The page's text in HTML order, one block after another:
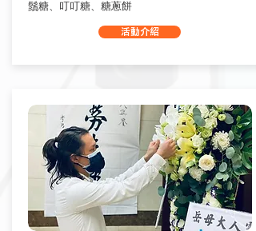
鬚糖、叮叮糖、糖蔥餅
活動介紹